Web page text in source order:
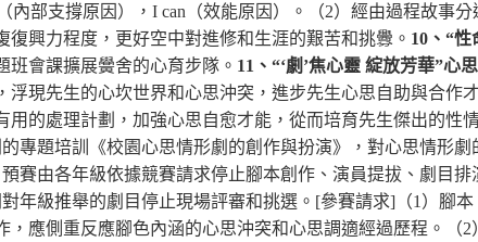
內部支撐原因），I can（效能原因）。
（2）經由過程故事
興力程度，更好空中對進修和生涯的艱苦和挑釁。 10、“
會課擴展黌舍的心育步隊。 11、“‘劇’焦心靈 綻放芳華”心
浮現先生的心坎世界和心思沖突，進步先生心思自助與合作
的處理計劃，加強心思自愈才能，從而培育先生傑出的性
專題培訓《校園心思情形劇的創作與扮演》，對心思情形
預賽由各年級依據競賽請求停止腳本創作、演員提拔、劇目
年級推舉的劇目停止現場評審和挑選。 [參賽請求] （1）腳
應側重反應腳色內涵的心思沖突和心思調適經過歷程。
（